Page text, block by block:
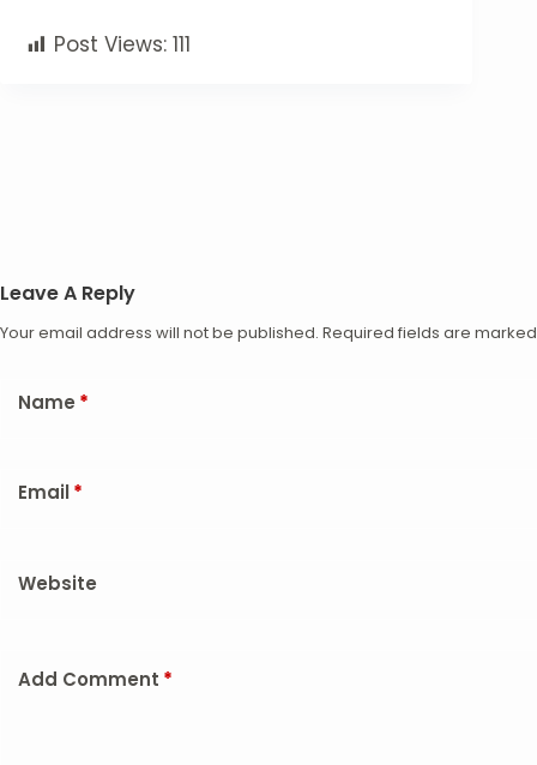
Post Views: 111
Leave A Reply
Your email address will not be published. Required fields are
Name *
Email*
Website
Add Comment *